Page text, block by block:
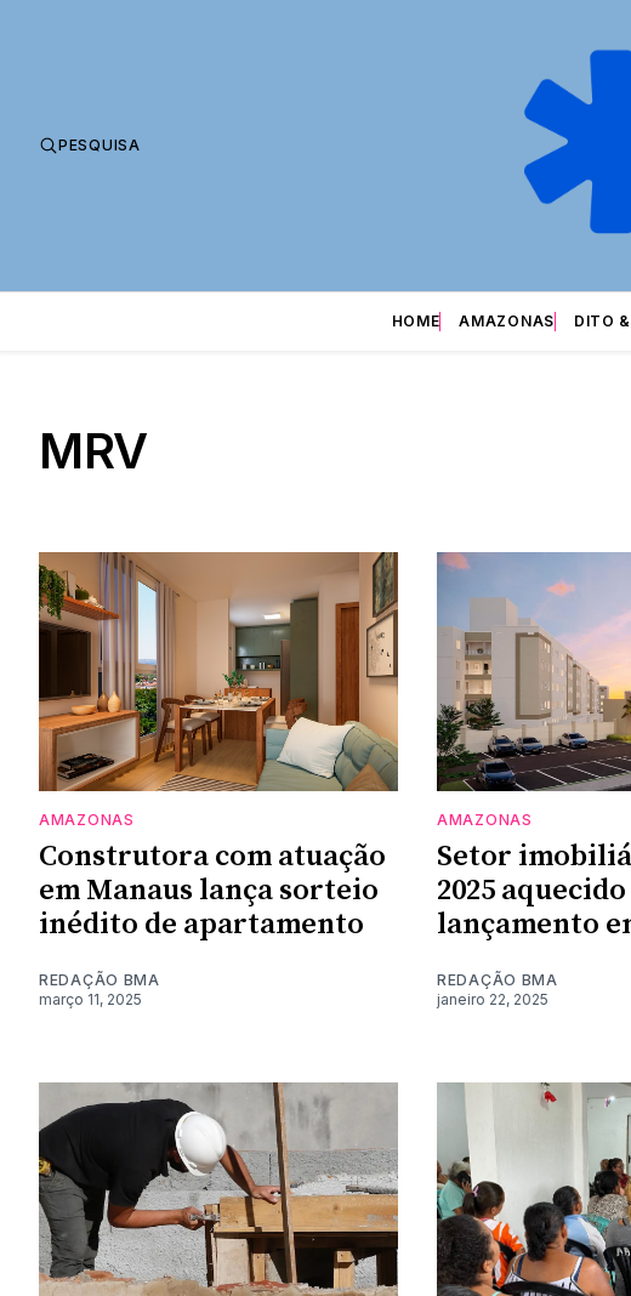
PESQUISA
HOME AMAZONAS DITO
MRV
AMAZONAS
Construtora com atuação
em Manaus lança sorteio
inédito de apartamento
REDAÇÃO BMA
março 11, 2025
AMAZONAS
Setor
2025
lançamento
REDAÇÃO BMA
janeiro 22, 2025